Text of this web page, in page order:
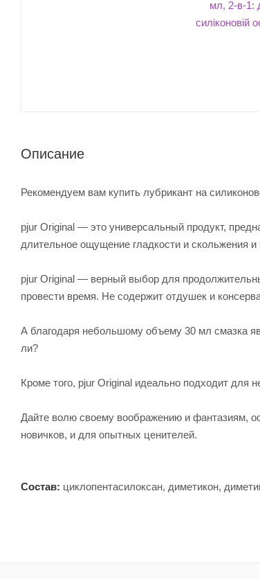
Описание
Рекомендуем вам купить лубрикант на
pjur Original — это универсальный продукт,
длительное ощущение гладкости и скольжения
pjur Original — верный выбор для
провести время. Не содержит отдушек и
А благодаря небольшому объему 30 мл смазка
ли?
Кроме того, pjur Оriginal идеально подходит для
Дайте волю своему воображению и фантазиям,
новичков, и для опытных ценителей.
Состав: циклопентасилоксан, диметикон,